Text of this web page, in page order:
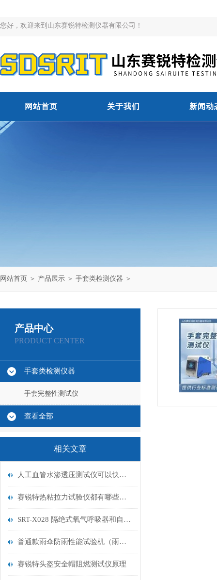
您好，欢迎来到山东赛锐特检测仪器有限公司！
网站首页 关于我们 新闻动
网站首页 ＞ 产品展示 ＞ 手套类检测仪器 ＞
产品中心
PRODUCT CENTER
手套类检测仪器
手套完整性测试仪
查看全部
相关文章
人工血管水渗透压测试仪可以快速、准确地检测出患者体内水盐代谢的问题
赛锐特热粘拉力试验仪都有哪些特点？
SRT-X028 隔绝式氧气呼吸器和自救器二氧化碳吸收率及水分含量测试仪
普通款雨伞防雨性能试验机（雨伞雨淋试验机）介绍 QB/T 4838-2015 赛锐特
赛锐特头盔安全帽阻燃测试仪原理